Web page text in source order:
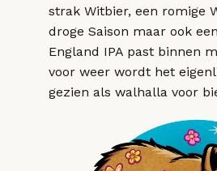
strak Witbier, een romige
droge Saison maar ook
England IPA past binnen
voor weer wordt het
gezien als walhalla voor